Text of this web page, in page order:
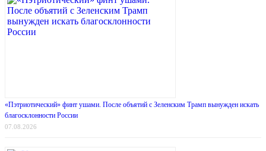
«Пэтриотический» финт ушами. После объятий с Зеленским Трамп вынужден искать
благосклонности России
07.08.2026